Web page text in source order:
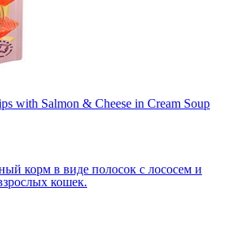
with Salmon & Cheese in Cream Soup
корм в виде полосок с лососем и
кошек.